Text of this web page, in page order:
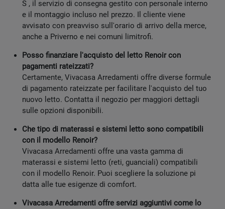
S , il servizio di consegna gestito con personale interno
e il montaggio incluso nel prezzo. Il cliente viene
avvisato con preavviso sull'orario di arrivo della merce,
anche a Priverno e nei comuni limitrofi.
Posso finanziare l'acquisto del letto Renoir con
pagamenti rateizzati?
Certamente, Vivacasa Arredamenti offre diverse formule
di pagamento rateizzate per facilitare l'acquisto del tuo
nuovo letto. Contatta il negozio per maggiori dettagli
sulle opzioni disponibili.
Che tipo di materassi e sistemi letto sono compatibili
con il modello Renoir?
Vivacasa Arredamenti offre una vasta gamma di
materassi e sistemi letto (reti, guanciali) compatibili
con il modello Renoir. Puoi scegliere la soluzione pi
datta alle tue esigenze di comfort.
Vivacasa Arredamenti offre servizi aggiuntivi come lo